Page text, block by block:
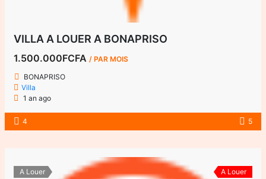
VILLA A LOUER A BONAPRISO
1.500.000FCFA/ PAR MOIS
BONAPRISO
Villa
1 an ago
4 5
A Louer A Louer